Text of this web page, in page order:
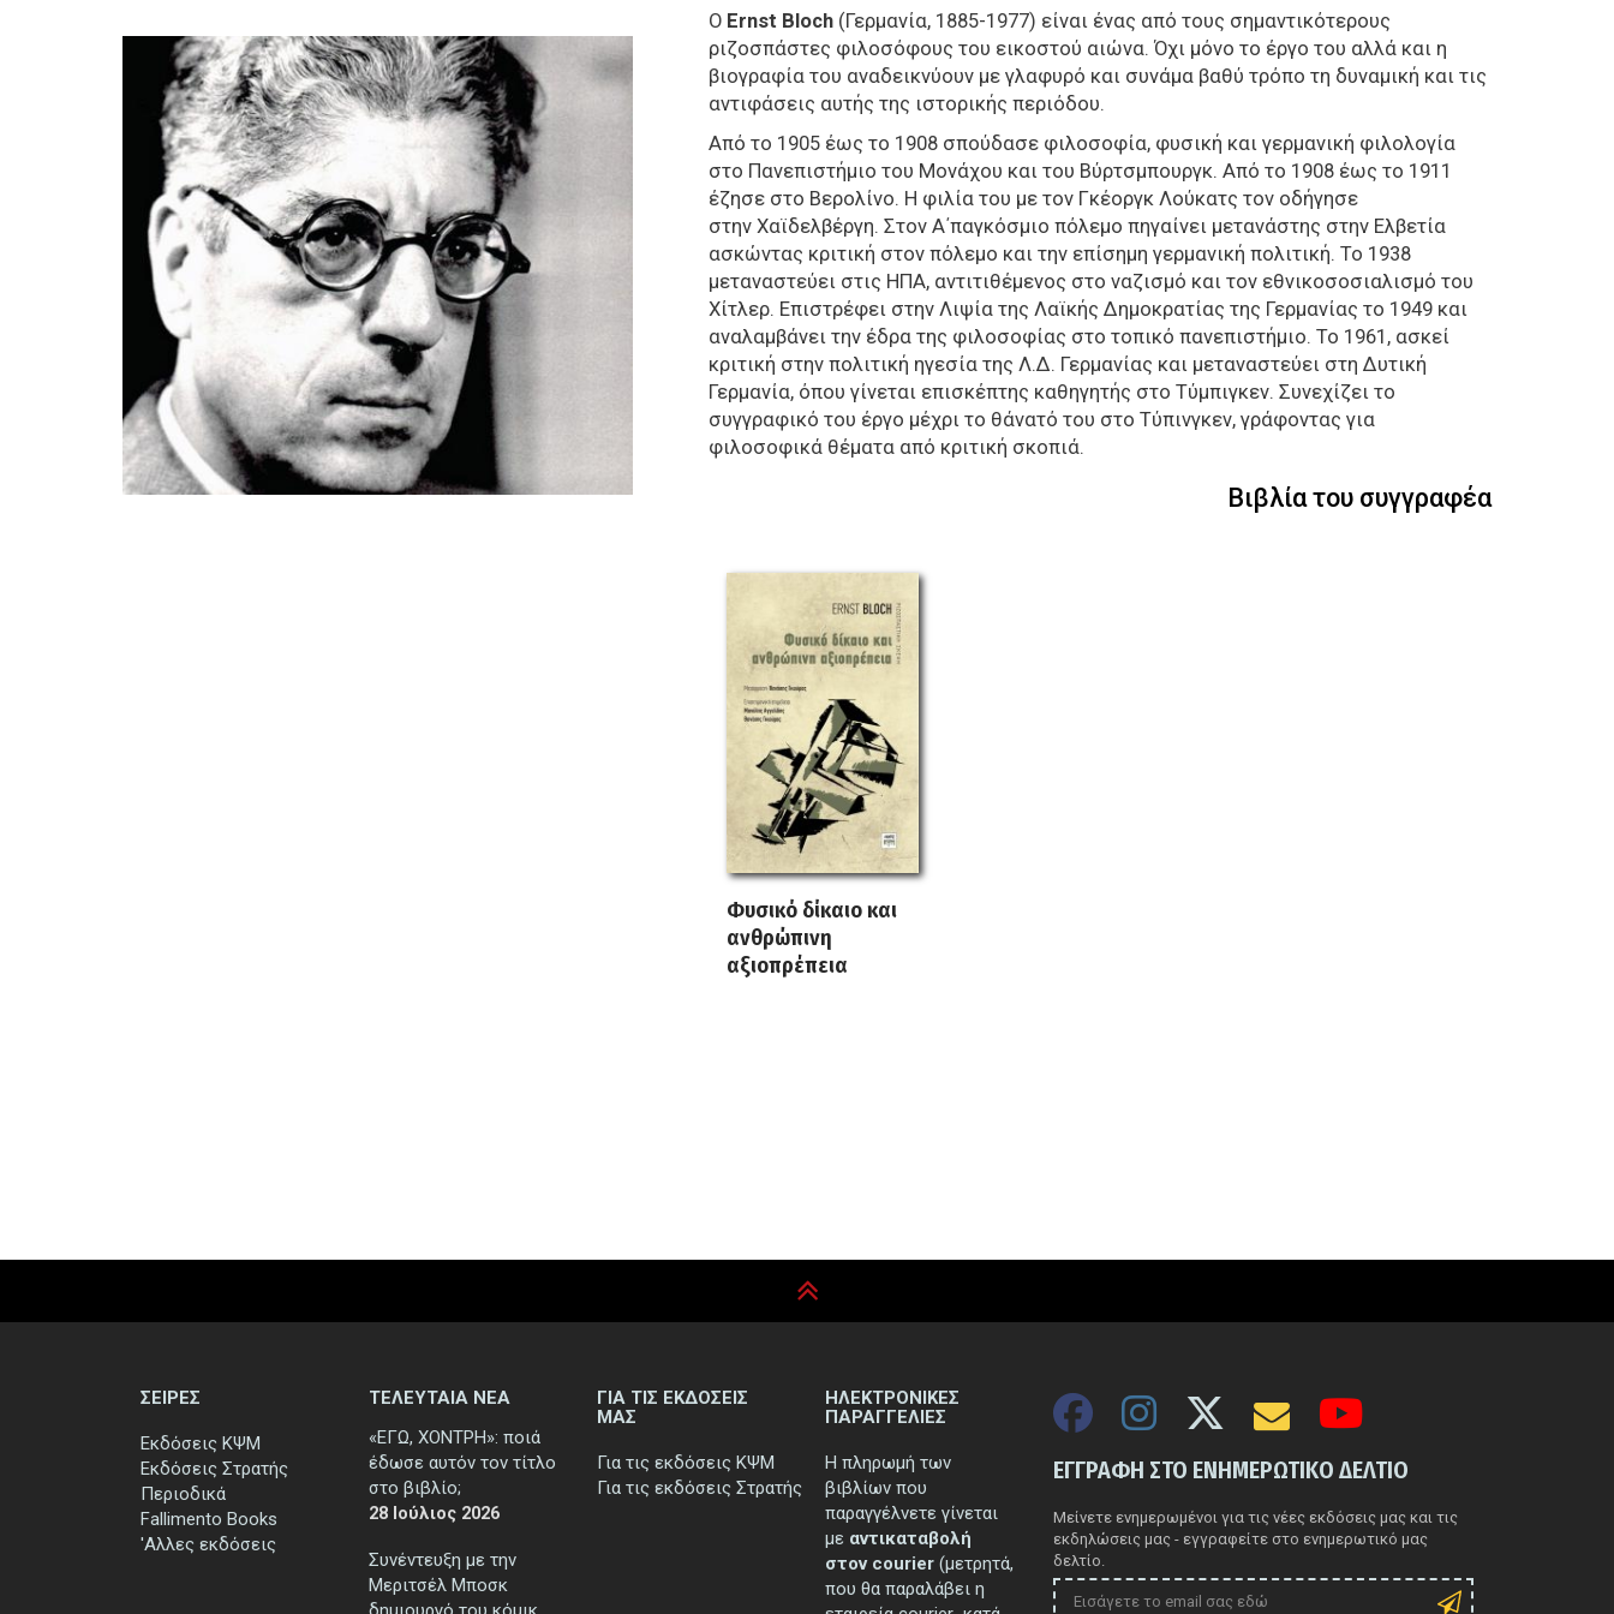
Ο Ernst Bloch(Γερμανία, 1885-1977) είναι ένας από τους σημαντικότερους
ριζοσπάστες φιλοσόφους του εικοστού αιώνα. Όχι μόνο το έργο του αλλά και η
βιογραφία του αναδεικνύουν με γλαφυρό και συνάμα βαθύ τρόπο τη δυναμική και τις
αντιφάσεις αυτής της ιστορικής περιόδου.
Από το 1905 έως το 1908 σπούδασε φιλοσοφία, φυσική και γερμανική φιλολογία
στο Πανεπιστήμιο του Μονάχου και του Βύρτσμπουργκ. Από το 1908 έως το 1911
έζησε στο Βερολίνο. Η φιλία του με τον Γκέοργκ Λούκατς τον οδήγησε
στην Χαϊδελβέργη. Στον Α΄παγκόσμιο πόλεμο πηγαίνει μετανάστης στην Ελβετία
ασκώντας κριτική στον πόλεμο και την επίσημη γερμανική πολιτική. Το 1938
μεταναστεύει στις ΗΠΑ, αντιτιθέμενος στο ναζισμό και τον εθνικοσοσιαλισμό του
Χίτλερ. Επιστρέφει στην Λιψία της Λαϊκής Δημοκρατίας της Γερμανίας το 1949 και
αναλαμβάνει την έδρα της φιλοσοφίας στο τοπικό πανεπιστήμιο. Το 1961, ασκεί
κριτική στην πολιτική ηγεσία της Λ.Δ. Γερμανίας και μεταναστεύει στη Δυτική
Γερμανία, όπου γίνεται επισκέπτης καθηγητής στο Τύμπιγκεν. Συνεχίζει το
συγγραφικό του έργο μέχρι το θάνατό του στο Τύπινγκεν, γράφοντας για
φιλοσοφικά θέματα από κριτική σκοπιά.
Βιβλία του συγγραφέα
Φυσικό δίκαιο και
ανθρώπινη
αξιοπρέπεια
ΣΕΙΡΕΣ
Εκδόσεις ΚΨΜ
Εκδόσεις Στρατής
Περιοδικά
Fallimento Books
'Αλλες εκδόσεις
ΤΕΛΕΥΤΑΙΑ ΝΕΑ
«ΕΓΩ, ΧΟΝΤΡΗ»: ποιά
έδωσε αυτόν τον τίτλο
στο βιβλίο;
28 Ιούλιος 2026
Συνέντευξη με την
Μεριτσέλ Μποσκ
ΓΙΑ ΤΙΣ ΕΚΔΟΣΕΙΣ
ΜΑΣ
Για τις εκδόσεις ΚΨΜ
Για τις εκδόσεις Στρατής
ΗΛΕΚΤΡΟΝΙΚΕΣ
ΠΑΡΑΓΓΕΛΙΕΣ
Η πληρωμή των
βιβλίων που
παραγγέλνετε γίνεται
με αντικαταβολή
στον courier (μετρητά,
που θα παραλάβει η
ΕΓΓΡΑΦΗ ΣΤΟ ΕΝΗΜΕΡΩΤΙΚΟ ΔΕΛΤΙΟ
Μείνετε ενημερωμένοι για τις νέες εκδόσεις μας και τις
εκδηλώσεις μας - εγγραφείτε στο ενημερωτικό μας
δελτίο.